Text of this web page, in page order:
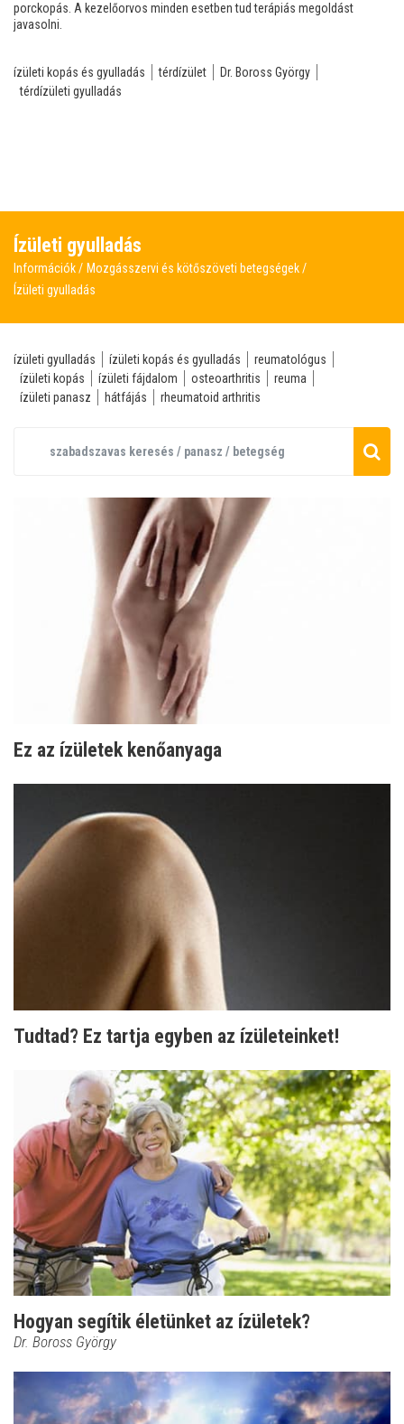
porckopás. A kezelőorvos minden esetben tud terápiás megoldást
javasolni.
ízületi kopás és gyulladás térdízület
Dr. Boross György
térdízületi gyulladás
Ízületi gyulladás
Információk
Mozgásszervi és kötőszöveti betegségek
Ízületi gyulladás
ízületi gyulladás ízületi kopás és gyulladás
reumatológus
ízületi kopás
ízületi fájdalom osteoarthritis
reuma
ízületi panasz
hátfájás rheumatoid arthritis
Ez az ízületek kenőanyaga
Tudtad? Ez tartja egyben az ízületeinket!
Hogyan segítik életünket az ízületek?
Dr. Boross György